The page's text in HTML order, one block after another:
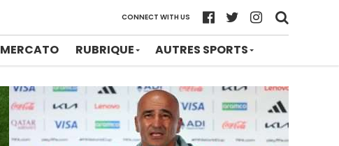
CONNECT WITH US
MERCATO RUBRIQUE AUTRES SPORTS